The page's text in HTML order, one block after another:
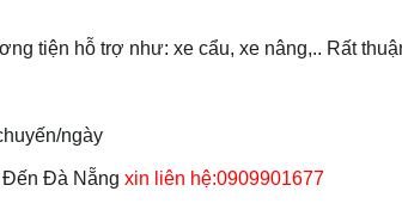
tiện hỗ trợ như: xe cẩu, xe nâng,.. Rất
ngày
Đến Đà Nẵngxin liên hệ:0909901677